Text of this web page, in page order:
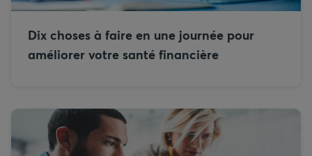
Dix choses à faire en une journée pour
améliorer votre santé financière